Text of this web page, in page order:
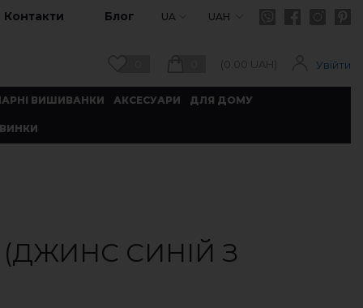
Контакти Блог UA UAH
(0.00 UAH) Увійти
ВИШИВАНКИ АКСЕСУАРИ ДЛЯ ДОМУ
СИНІЙ З